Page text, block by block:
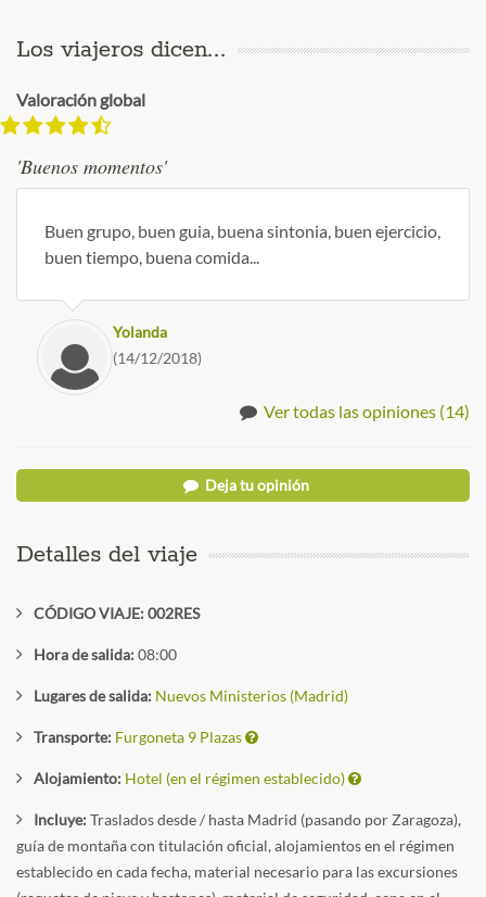
Los viajeros dicen...
Valoración global
'Buenos momentos'
Buen grupo, buen guia, buena sintonia, buen ejercicio,
buen tiempo, buena comida...
Yolanda
(14/12/2018)
Ver todas las opiniones (14)
Deja tu opinión
Detalles del viaje
CÓDIGO VIAJE: 002RES
Hora de salida:08:00
Lugares de salida: Nuevos Ministerios (Madrid)
Transporte: Furgoneta 9 Plazas
Alojamiento: Hotel (en el régimen establecido)
Incluye:Traslados desde / hasta Madrid (pasando por Zaragoza),
guía de montaña con titulación oficial, alojamientos en el régimen
establecido en cada fecha, material necesario para las excursiones